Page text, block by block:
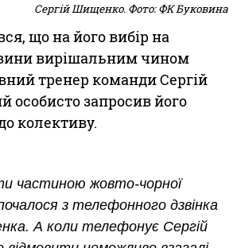
Сергій Шищенко. Фото: ФК Буковина
що на його вибір на
вирішальним чином
тренер команди Сергій
особисто запросив його
колективу.
частиною жовто-чорної
з телефонного дзвінка
А коли телефонує Сергій